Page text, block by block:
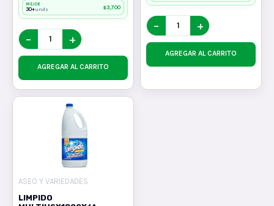
MEJOR
30+unds $3,700
− +
AGREGAR AL CARRITO
− +
AGREGAR AL CARRITO
ASEO Y VARIEDADES
LIMPIDO